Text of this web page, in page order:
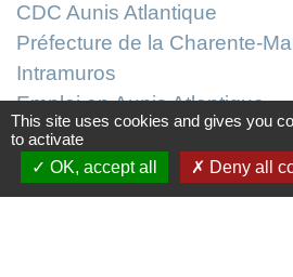
CDC Aunis Atlantique
Préfecture de la Charente-
Intramuros
Emploi en Aunis Atlantique
Mentions légales - Politique
Accessibilité -
This site uses cookies and gives you
to activate
OK, accept all
Deny all